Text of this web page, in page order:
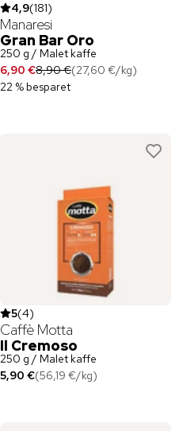
4,9(181)
Manaresi
Gran Bar Oro
250 g / Malet kaffe
6,90 €8,90 €(27,60 €/kg)
22 % besparet
5(4)
Caffè Motta
Il Cremoso
250 g / Malet kaffe
5,90 €(56,19 €/kg)